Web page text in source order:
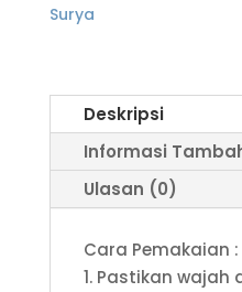
Surya
Deskripsi
Informasi
Ulasan (0)
Cara Pemakaian :
1. Pastikan